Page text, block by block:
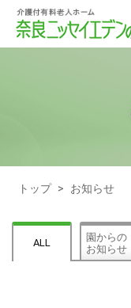
トップ > お知らせ
ALL
園からの
お知らせ